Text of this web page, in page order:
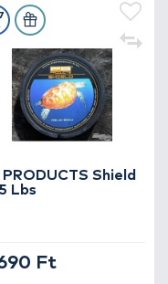
PRODUCTS Shield
Lbs
Ft